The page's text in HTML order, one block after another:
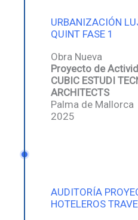
URBANIZACIÓN
QUINT FASE 1
Obra Nueva
Proyecto de
CUBIC ESTUDI
ARCHITECTS
Palma de Mallorca
2025
AUDITORÍA
HOTELEROS